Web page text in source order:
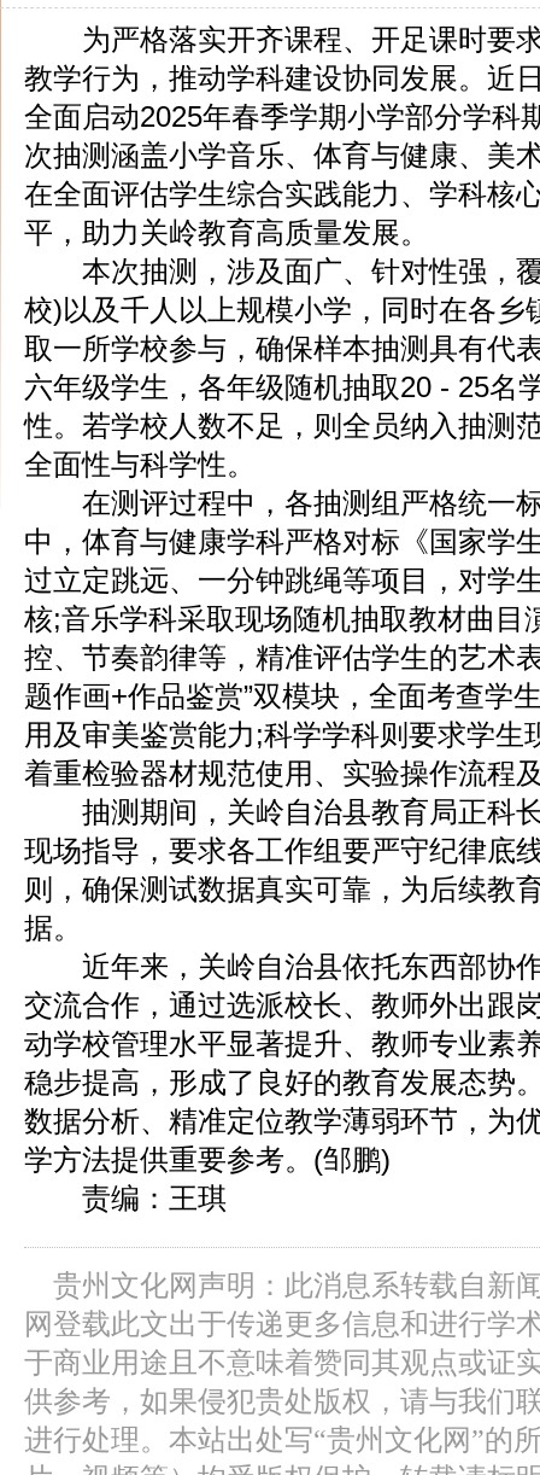
为严格落实开齐课程、开足课时要
教学行为，推动学科建设协同发展。近
全面启动2025年春季学期小学部分学科
次抽测涵盖小学音乐、体育与健康、美
在全面评估学生综合实践能力、学科核
平，助力关岭教育高质量发展。
本次抽测，涉及面广、针对性强，
校)以及千人以上规模小学，同时在各乡
取一所学校参与，确保样本抽测具有代
六年级学生，各年级随机抽取20 - 25名
性。若学校人数不足，则全员纳入抽测
全面性与科学性。
在测评过程中，各抽测组严格统一
中，体育与健康学科严格对标《国家学
过立定跳远、一分钟跳绳等项目，对学
核;音乐学科采取现场随机抽取教材曲目
控、节奏韵律等，精准评估学生的艺术
题作画+作品鉴赏”双模块，全面考查学
用及审美鉴赏能力;科学学科则要求学生
着重检验器材规范使用、实验操作流程
抽测期间，关岭自治县教育局正科
现场指导，要求各工作组要严守纪律底
则，确保测试数据真实可靠，为后续教
据。
近年来，关岭自治县依托东西部协
交流合作，通过选派校长、教师外出跟
动学校管理水平显著提升、教师专业素
稳步提高，形成了良好的教育发展态势
数据分析、精准定位教学薄弱环节，为
学方法提供重要参考。(邹鹏)
责编：王琪
贵州文化网声明：此消息系转载自新
网登载此文出于传递更多信息和进行学
于商业用途且不意味着赞同其观点或证
供参考，如果侵犯贵处版权，请与我们
进行处理。本站出处写“贵州文化网”的